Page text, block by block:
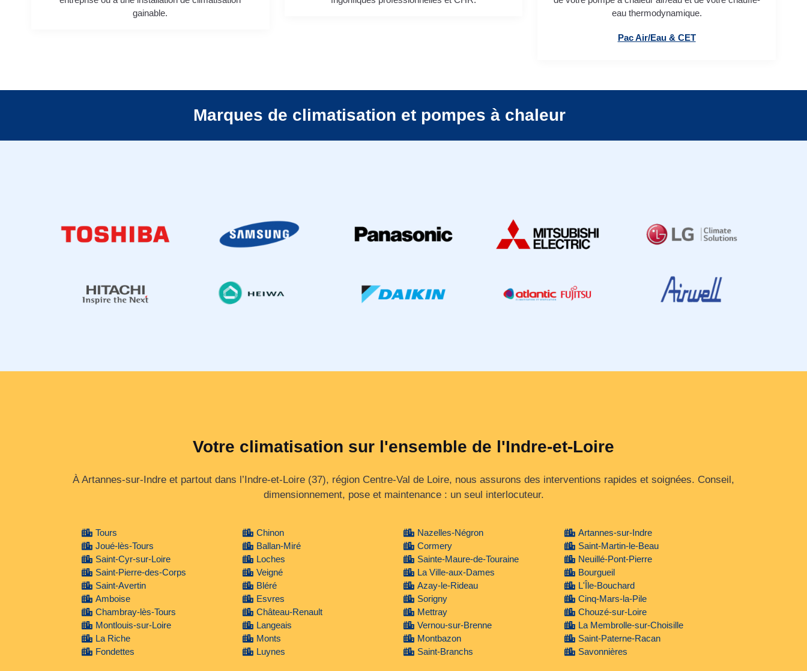
gainable.
eau thermodynamique.
Pac Air/Eau & CET
Marques de climatisation et pompes à chaleur
Votre climatisation sur l'ensemble de l'Indre-et-Loire
À Artannes-sur-Indre et partout dans l’Indre‑et‑Loire (37), région Centre‑Val de Loire, nous assurons des interventions rapides et soignées. Conseil,
dimensionnement, pose et maintenance : un seul interlocuteur.
Tours
Joué-lès-Tours
Saint-Cyr-sur-Loire
Saint-Pierre-des-Corps
Saint-Avertin
Amboise
Chambray-lès-Tours
Montlouis-sur-Loire
La Riche
Fondettes
Chinon
Ballan-Miré
Loches
Veigné
Bléré
Esvres
Château-Renault
Langeais
Monts
Luynes
Nazelles-Négron
Cormery
Sainte-Maure-de-Touraine
La Ville-aux-Dames
Azay-le-Rideau
Sorigny
Mettray
Vernou-sur-Brenne
Montbazon
Saint-Branchs
Artannes-sur-Indre
Saint-Martin-le-Beau
Neuillé-Pont-Pierre
Bourgueil
L'Île-Bouchard
Cinq-Mars-la-Pile
Chouzé-sur-Loire
La Membrolle-sur-Choisille
Saint-Paterne-Racan
Savonnières